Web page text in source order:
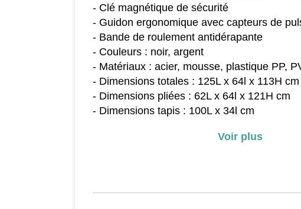
- Clé magnétique de sécurité
- Guidon ergonomique avec capteurs de
- Bande de roulement antidérapante
- Couleurs : noir, argent
- Matériaux : acier, mousse, plastique PP,
- Dimensions totales : 125L x 64l x 113H cm
- Dimensions pliées : 62L x 64l x 121H cm
- Dimensions tapis : 100L x 34l cm
Voir plus